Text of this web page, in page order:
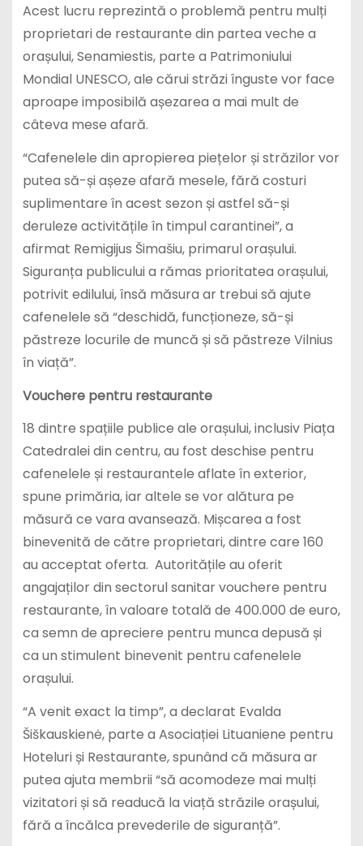
Acest lucru reprezintă o problemă pentru mulți
proprietari de restaurante din partea veche a
orașului, Senamiestis, parte a Patrimoniului
Mondial UNESCO, ale cărui străzi înguste vor face
aproape imposibilă așezarea a mai mult de
câteva mese afară.
“Cafenelele din apropierea piețelor și străzilor vor
putea să-și așeze afară mesele, fără costuri
suplimentare în acest sezon și astfel să-și
deruleze activitățile în timpul carantinei”, a
afirmat Remigijus Šimašiu, primarul orașului.
Siguranța publicului a rămas prioritatea orașului,
potrivit edilului, însă măsura ar trebui să ajute
cafenelele să “deschidă, funcționeze, să-și
păstreze locurile de muncă și să păstreze Vilnius
în viață”.
Vouchere pentru restaurante
18 dintre spațiile publice ale orașului, inclusiv Piața
Catedralei din centru, au fost deschise pentru
cafenelele și restaurantele aflate în exterior,
spune primăria, iar altele se vor alătura pe
măsură ce vara avansează. Mișcarea a fost
binevenită de către proprietari, dintre care 160
au acceptat oferta. Autoritățile au oferit
angajaților din sectorul sanitar vouchere pentru
restaurante, în valoare totală de 400.000 de euro,
ca semn de apreciere pentru munca depusă și
ca un stimulent binevenit pentru cafenelele
orașului.
“A venit exact la timp”, a declarat Evalda
Šiškauskienė, parte a Asociației Lituaniene pentru
Hoteluri și Restaurante, spunând că măsura ar
putea ajuta membrii “să acomodeze mai mulți
vizitatori și să readucă la viață străzile orașului,
fără a încălca prevederile de siguranță”.